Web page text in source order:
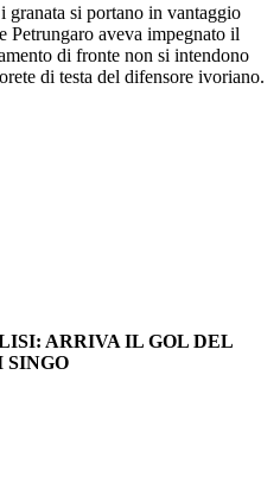
granata si portano in vantaggio
Petrungaro aveva impegnato il
di fronte non si intendono
di testa del difensore ivoriano.
ARRIVA IL GOL DEL
SINGO